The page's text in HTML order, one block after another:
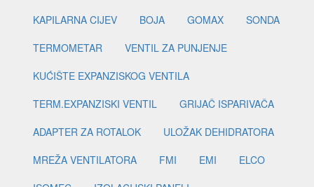
KAPILARNA CIJEV
BOJA GOMAX
SONDA
TERMOMETAR
VENTIL ZA PUNJENJE
KUĆIŠTE EXPANZISKOG VENTILA
TERM.EXPANZISKI VENTIL
GRIJAČ ISPARIVAČA
ADAPTER ZA ROTALOK
ULOŽAK DEHIDRATORA
MREŽA VENTILATORA
FMI EMI
ELCO